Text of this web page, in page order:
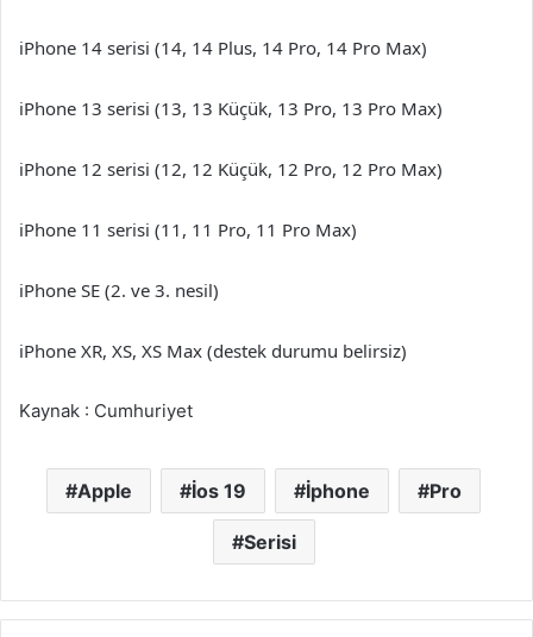
iPhone 14 serisi (14, 14 Plus, 14 Pro, 14 Pro Max)
iPhone 13 serisi (13, 13 Küçük, 13 Pro, 13 Pro Max)
iPhone 12 serisi (12, 12 Küçük, 12 Pro, 12 Pro Max)
iPhone 11 serisi (11, 11 Pro, 11 Pro Max)
iPhone SE (2. ve 3. nesil)
iPhone XR, XS, XS Max (destek durumu belirsiz)
Kaynak : Cumhuriyet
Apple İos 19 İphone Pro
Serisi